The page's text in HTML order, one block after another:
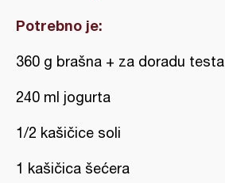
Potrebno je:
360 g brašna + za doradu testa
240 ml jogurta
1/2 kašičice soli
1 kašičica šećera